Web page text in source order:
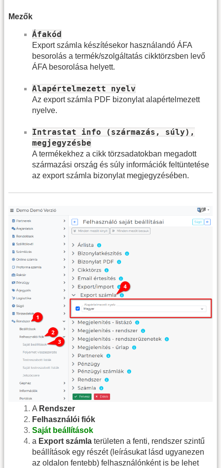
Mezők
Áfakód
Export számla készítésekor használandó ÁFA
besorolás a termék/szolgáltatás cikktörzsben levő
ÁFA besorolása helyett.
Alapértelmezett nyelv
Az export számla PDF bizonylat alapértelmezett
nyelve.
Intrastat info (származás, súly),
megjegyzésbe
A termékekhez a cikk törzsadatokban megadott
származási ország és súly információk feltüntetése
az export számla bizonylat megjegyzésében.
A Rendszer
Felhasználói fiók
Saját beállítások
a Export számla területen a fenti, rendszer szintű
beállítások egy részét (leírásukat lásd ugyanezen
az oldalon fentebb) felhasználónként is be lehet